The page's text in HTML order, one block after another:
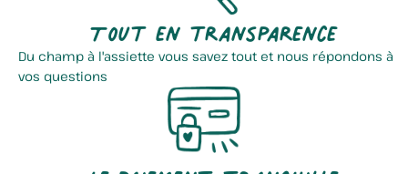
Tout en transparence
Du champ à l'assiette vous savez tout et nous répondons à
vos questions